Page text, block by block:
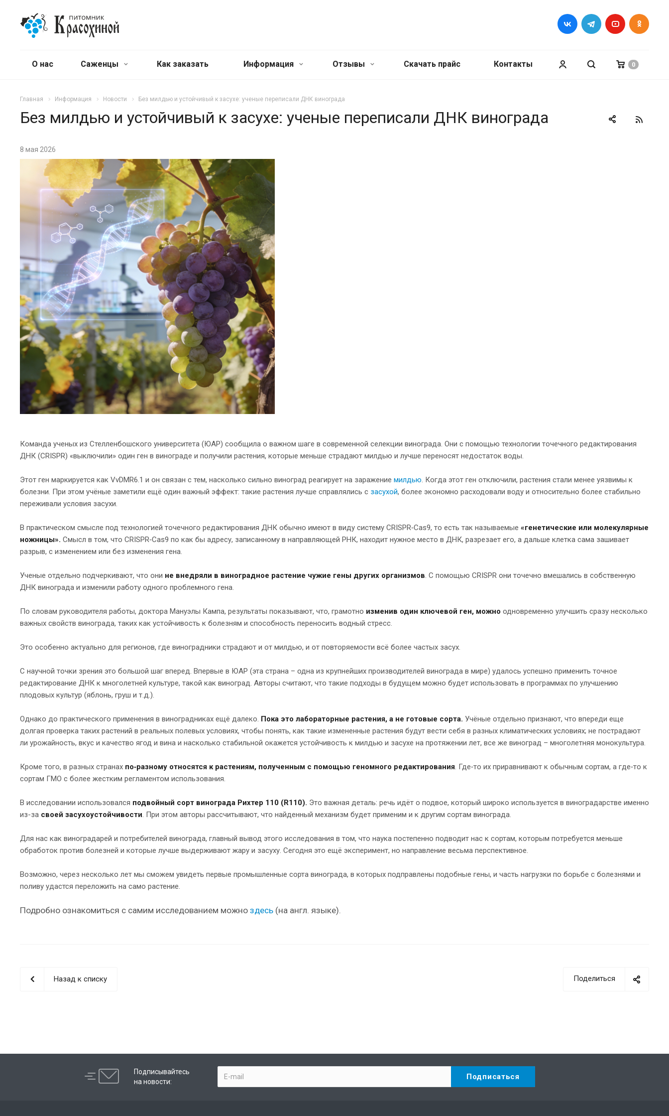
0
О нас Саженцы Как заказать Информация Отзывы Cкачать прайс Контакты
Главная Информация Новости Без милдью и устойчивый к засухе: ученые переписали ДНК винограда
Без милдью и устойчивый к засухе: ученые переписали ДНК винограда
8 мая 2026
Команда ученых из Стелленбошского университета (ЮАР) сообщила о важном шаге в современной селекции винограда. Они с помощью технологии точечного редактирования
ДНК (CRISPR) «выключили» один ген в винограде и получили растения, которые меньше страдают милдью и лучше переносят недостаток воды.
Этот ген маркируется как VvDMR6.1 и он связан с тем, насколько сильно виноград реагирует на заражение милдью. Когда этот ген отключили, растения стали менее уязвимы к
болезни. При этом учёные заметили ещё один важный эффект: такие растения лучше справлялись с засухой, более экономно расходовали воду и относительно более стабильно
переживали условия засухи.
В практическом смысле под технологией точечного редактирования ДНК обычно имеют в виду систему CRISPR‑Cas9, то есть так называемые «генетические или молекулярные
ножницы». Смысл в том, что CRISPR‑Cas9 по как бы адресу, записанному в направляющей РНК, находит нужное место в ДНК, разрезает его, а дальше клетка сама зашивает
разрыв, с изменением или без изменения гена.
Ученые отдельно подчеркивают, что они не внедряли в виноградное растение чужие гены других организмов. С помощью CRISPR они точечно вмешались в собственную
ДНК винограда и изменили работу одного проблемного гена.
По словам руководителя работы, доктора Мануэлы Кампа, результаты показывают, что, грамотно изменив один ключевой ген, можно одновременно улучшить сразу несколько
важных свойств винограда, таких как устойчивость к болезням и способность переносить водный стресс.
Это особенно актуально для регионов, где виноградники страдают и от милдью, и от повторяемости всё более частых засух.
С научной точки зрения это большой шаг вперед. Впервые в ЮАР (эта страна – одна из крупнейших производителей винограда в мире) удалось успешно применить точное
редактирование ДНК к многолетней культуре, такой как виноград. Авторы считают, что такие подходы в будущем можно будет использовать в программах по улучшению
плодовых культур (яблонь, груш и т.д.).
Однако до практического применения в виноградниках ещё далеко. Пока это лабораторные растения, а не готовые сорта. Учёные отдельно признают, что впереди еще
долгая проверка таких растений в реальных полевых условиях, чтобы понять, как такие измененные растения будут вести себя в разных климатических условиях; не пострадают
ли урожайность, вкус и качество ягод и вина и насколько стабильной окажется устойчивость к милдью и засухе на протяжении лет, все же виноград – многолетняя монокультура.
Кроме того, в разных странах по‑разному относятся к растениям, полученным с помощью геномного редактирования. Где‑то их приравнивают к обычным сортам, а где‑то к
сортам ГМО с более жестким регламентом использования.
В исследовании использовался подвойный сорт винограда Рихтер 110 (R110). Это важная деталь: речь идёт о подвое, который широко используется в виноградарстве именно
из-за своей засухоустойчивости. При этом авторы рассчитывают, что найденный механизм будет применим и к другим сортам винограда.
Для нас как виноградарей и потребителей винограда, главный вывод этого исследования в том, что наука постепенно подводит нас к сортам, которым потребуется меньше
обработок против болезней и которые лучше выдерживают жару и засуху. Сегодня это ещё эксперимент, но направление весьма перспективное.
Возможно, через несколько лет мы сможем увидеть первые промышленные сорта винограда, в которых подправлены подобные гены, и часть нагрузки по борьбе с болезнями и
поливу удастся переложить на само растение.
Подробно ознакомиться с самим исследованием можно здесь (на англ. языке).
Поделиться
Назад к списку
Подписывайтесь
на новости: